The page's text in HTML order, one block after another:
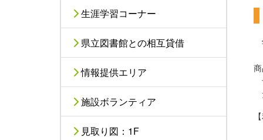
生涯学習コーナー
県立図書館との相互貸借
情報提供エリア
施設ボランティア
見取り図：1F